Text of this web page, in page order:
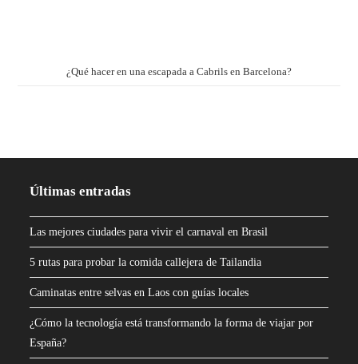
¿Qué hacer en una escapada a Cabrils en Barcelona?
Últimas entradas
Las mejores ciudades para vivir el carnaval en Brasil
5 rutas para probar la comida callejera de Tailandia
Caminatas entre selvas en Laos con guías locales
¿Cómo la tecnología está transformando la forma de viajar por
España?